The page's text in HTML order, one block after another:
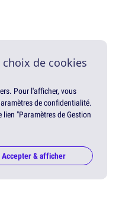
de cookies
Pour l'afficher, vous
de confidentialité.
"Paramètres de Gestion
Accepter & afficher